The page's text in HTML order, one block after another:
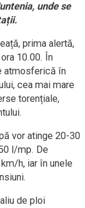
unde se
prima alertă,
10.00. În
atmosferică în
cea mai mare
torențiale,
vor atinge 20-30
l/mp. De
h, iar în unele
de ploi